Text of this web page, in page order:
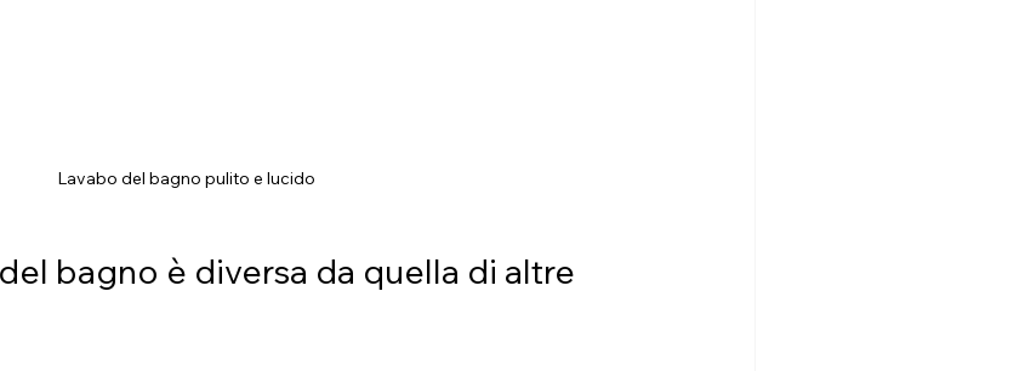
Lavabo del bagno pulito e lucido
bagno è diversa da quella di altre